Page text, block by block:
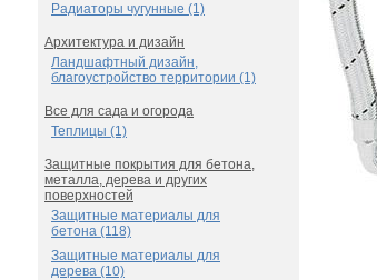
Радиаторы чугунные (1)
Архитектура и дизайн
Ландшафтный дизайн,
благоустройство территории (1)
Все для сада и огорода
Теплицы (1)
Защитные покрытия для бетона,
металла, дерева и других
поверхностей
Защитные материалы для
бетона (118)
Защитные материалы для
дерева (10)